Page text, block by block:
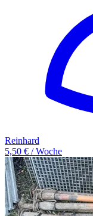
Reinhard
5,50 € / Woche